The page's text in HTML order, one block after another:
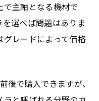
で主軸となる機材で
選べば問題はありま
レードによって価格
後で購入できますが、